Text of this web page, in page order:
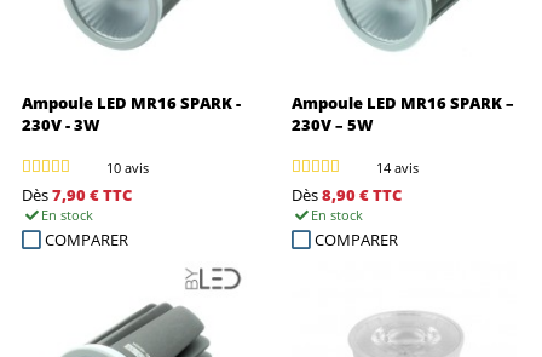
Ampoule LED MR16 SPARK -
230V - 3W
10 avis
Dès7,90 €TTC
En stock
COMPARER
Ampoule LED MR16 SPARK –
230V – 5W
14 avis
Dès8,90 €TTC
En stock
COMPARER